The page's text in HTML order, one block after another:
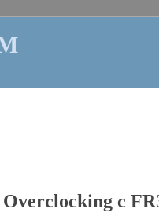
Overclocking c